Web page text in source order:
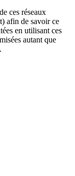
ces réseaux
afin de savoir ce
en utilisant ces
autant que